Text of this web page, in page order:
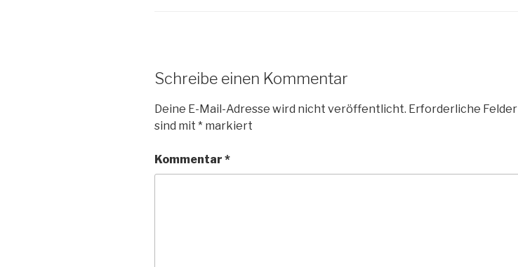
Schreibe einen Kommentar
Deine E-Mail-Adresse wird nicht veröffentlicht. Erforderliche Felder
sind mit * markiert
Kommentar *